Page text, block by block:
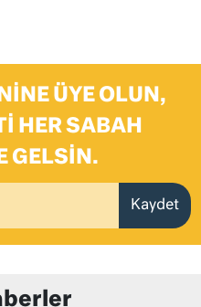
ÜYE OLUN,
HER SABAH
GELSIN.
Kaydet